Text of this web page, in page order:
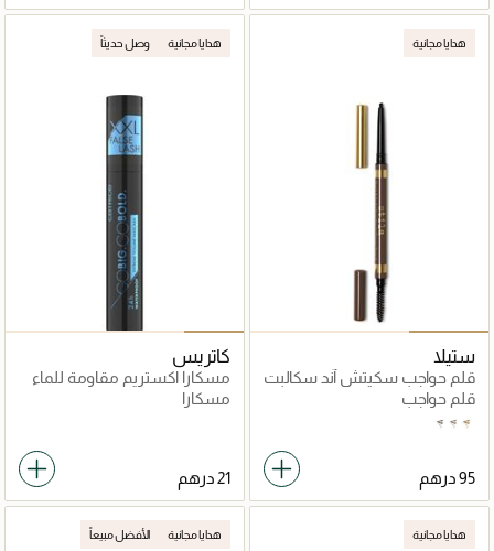
هدايا مجانية
ستيلا
قلم حواجب سكيتش آند سكالبت
قلم حواجب
Light
Medium
Dark
هدايا مجانية وصل حديثاً
كاتريس
مسكارا اكستريم مقاومة للماء
جو بيج جو بولد
مسكارا
هدايا مجانية هدايا مجانية الأفضل مبيعاً